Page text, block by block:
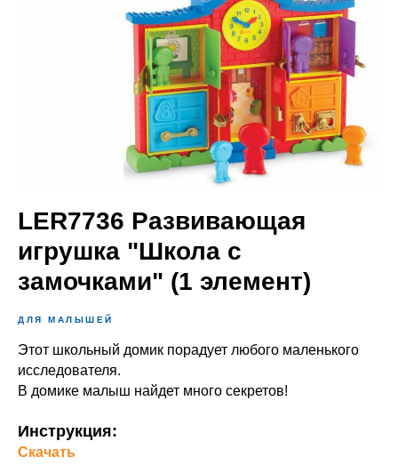
LER7736 Развивающая
игрушка "Школа с
замочками" (1 элемент)
ДЛЯ МАЛЫШЕЙ
Этот школьный домик порадует любого маленького
исследователя.
В домике малыш найдет много секретов!
Инструкция:
Скачать